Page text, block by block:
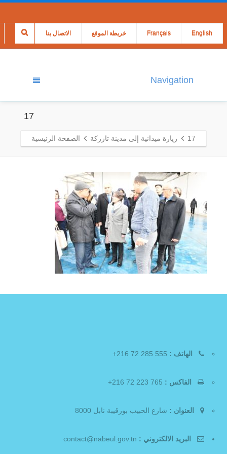
الاتصال بنا خريطة الموقع Français English
Navigation
17
17 زيارة ميدانية إلى مدينة تازركة الصفحة الرئيسية
الهاتف :
الفاكس :
العنوان : شارع الحبيب بورقيبة نابل 8000
البريد الالكتروني :